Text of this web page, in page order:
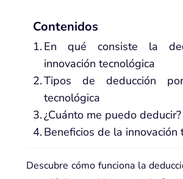
Contenidos
En qué consiste la
innovación tecnológica
Tipos de deducción
tecnológica
¿Cuánto me puedo deducir?
Beneficios de la innovación
Descubre cómo funciona la